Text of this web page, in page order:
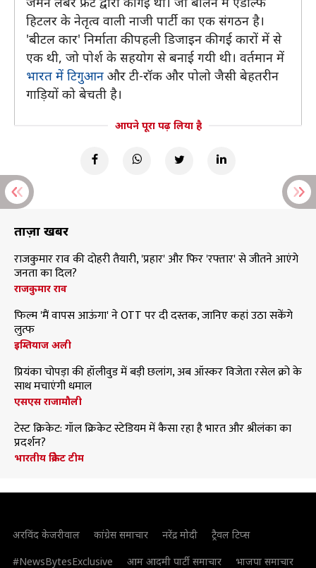
हिटलर के नेतृत्व वाली नाजी पार्टी का एक संगठन है।
'बीटल कार' निर्माता की पहली डिजाइन की गई कारों में से
एक थी, जो पोर्श के सहयोग से बनाई गयी थी। वर्तमान में
भारत में टिगुआन और टी-रॉक और पोलो जैसी बेहतरीन
गाड़ियों को बेचती है।
आपने पूरा पढ़ लिया है
ताज़ा खबरें
राजकुमार राव की दोहरी तैयारी, 'प्रहार' और फिर 'रफ्तार' से जीतने आएंगे
जनता का दिल?
राजकुमार राव
फिल्म 'मैं वापस आऊंगा' ने OTT पर दी दस्तक, जानिए कहां उठा सकेंगे
लुत्फ
इम्तियाज अली
प्रियंका चोपड़ा की हॉलीवुड में बड़ी छलांग, अब ऑस्कर विजेता रसेल क्रो के
साथ मचाएंगी धमाल
एसएस राजामौली
टेस्ट क्रिकेट: गॉल क्रिकेट स्टेडियम में कैसा रहा है भारत और श्रीलंका का
प्रदर्शन?
भारतीय क्रिकेट टीम
अरविंद केजरीवाल कांग्रेस समाचार नरेंद्र मोदी
ट्रैवल टिप्स
#NewsBytesExclusive
आम आदमी पार्टी समाचार भाजपा समाचार